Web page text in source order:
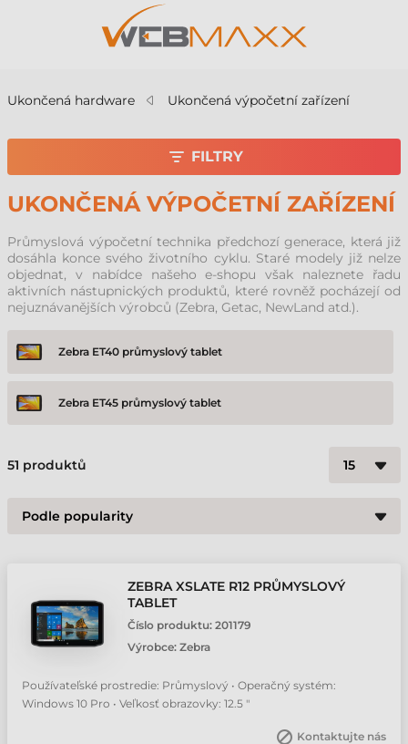
Ukončená hardware Ukončená výpočetní zařízení
UKONČENÁ VÝPOČETNÍ ZAŘÍZENÍ
Průmyslová výpočetní technika předchozí generace, která již
dosáhla konce svého životního cyklu. Staré modely již nelze
objednat, v nabídce našeho e-shopu však naleznete řadu
aktivních nástupnických produktů, které rovněž pocházejí od
nejuznávanějších výrobců (Zebra, Getac, NewLand atd.).
Zebra ET40 průmyslový tablet
Zebra ET45 průmyslový tablet
51 produktů
ZEBRA XSLATE R12 PRŮMYSLOVÝ
TABLET
Číslo produktu: 201179
Výrobce: Zebra
Používateľské prostredie: Průmyslový • Operačný systém:
Windows 10 Pro • Veľkosť obrazovky: 12.5 "
Kontaktujte nás
FILTRY